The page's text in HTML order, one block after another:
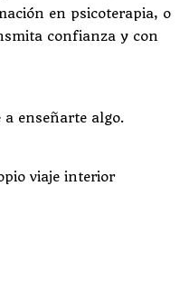
en psicoterapia, o
confianza y con
enseñarte algo.
viaje interior